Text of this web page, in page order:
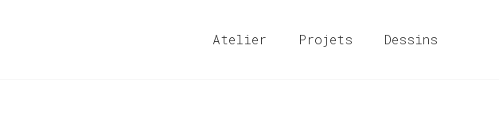
Atelier Projets Dessins